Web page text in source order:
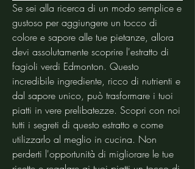
Se sei alla ricerca di un modo semplice e
gustoso per aggiungere un tocco di
colore e sapore alle tue pietanze, allora
devi assolutamente scoprire l'estratto di
fagioli verdi Edmonton. Questo
incredibile ingrediente, ricco di nutrienti e
dal sapore unico, può trasformare i tuoi
piatti in vere prelibatezze. Scopri con noi
tutti i segreti di questo estratto e come
utilizzarlo al meglio in cucina. Non
perderti l'opportunità di migliorare le tue